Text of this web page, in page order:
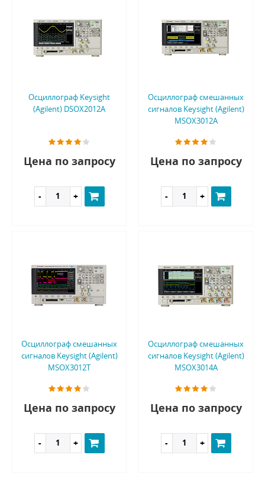
Осциллограф Keysight
(Agilent) DSOX2012A
Цена по запросу
Осциллограф смешанных
сигналов Keysight (Agilent)
MSOX3012A
Цена по запросу
Осциллограф смешанных
сигналов Keysight (Agilent)
MSOX3012T
Цена по запросу
Осциллограф смешанных
сигналов Keysight (Agilent)
MSOX3014A
Цена по запросу